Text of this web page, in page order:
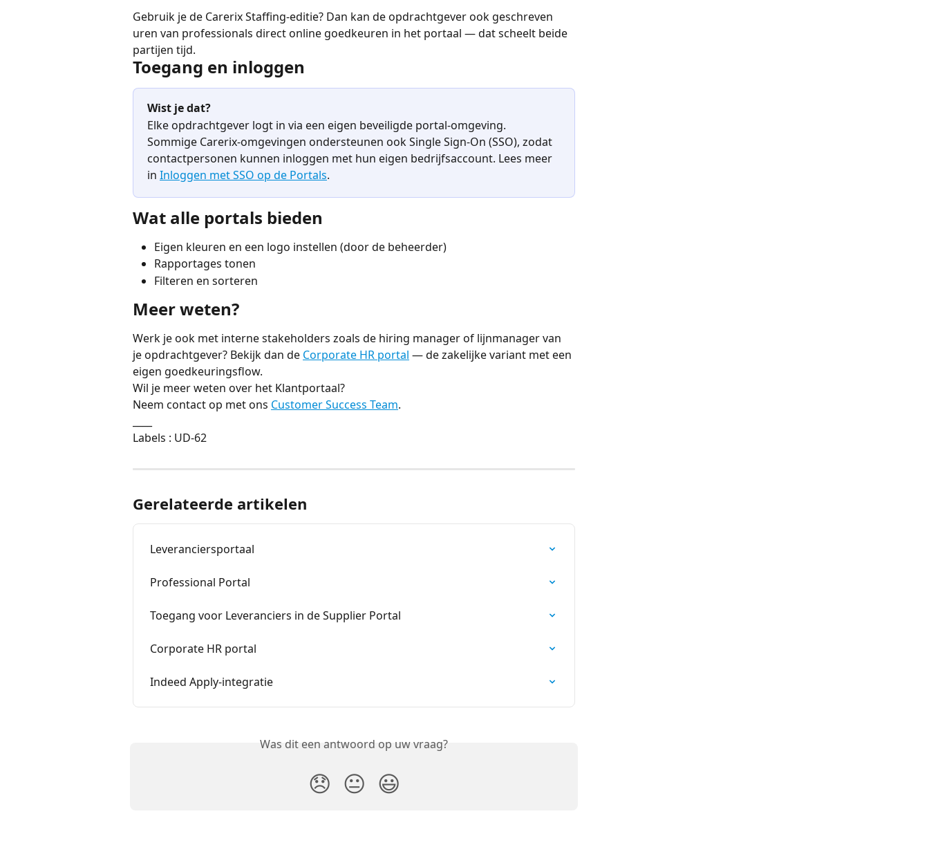
Gebruik je de Carerix Staffing-editie? Dan kan de opdrachtgever ook geschreven
uren van professionals direct online goedkeuren in het portaal — dat scheelt beide
partijen tijd.
Toegang en inloggen
Wist je dat?
Elke opdrachtgever logt in via een eigen beveiligde portal-omgeving.
Sommige Carerix-omgevingen ondersteunen ook Single Sign-On (SSO), zodat
contactpersonen kunnen inloggen met hun eigen bedrijfsaccount. Lees meer
in Inloggen met SSO op de Portals.
Wat alle portals bieden
Eigen kleuren en een logo instellen (door de beheerder)
Rapportages tonen
Filteren en sorteren
Meer weten?
Werk je ook met interne stakeholders zoals de hiring manager of lijnmanager van
je opdrachtgever? Bekijk dan de Corporate HR portal — de zakelijke variant met een
eigen goedkeuringsflow.
Wil je meer weten over het Klantportaal?
Neem contact op met ons Customer Success Team.
Labels : UD-62
Gerelateerde artikelen
Leveranciersportaal
Professional Portal
Toegang voor Leveranciers in de Supplier Portal
Corporate HR portal
Indeed Apply-integratie
Was dit een antwoord op uw vraag?
😞 😐 😃